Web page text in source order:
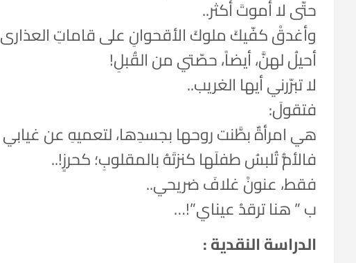
حتّى لا أموتَ أكثر..
وأغدقْ كفّيكَ ملوكَ الأقحوانِ على قاماتِ العذارى
أحيلُ لهنَّ، أيضاً، حصّتي من القُبلِ!
لا تبرّرني أيها الغريب..
فتقولَ:
هي امرأةٌ بطَّنت روحها بجسدِها، لتعميهِ عن غيابي
فالأمُّ تُلبسُ طفلَها كنزتَهُ بالمقلوبِ؛ كحرزٍ!..
فقط، عنونْ غلافَ ضريحي..
ب ” هنا ترقدُ عيناي”!…
الدراسة النقدية :